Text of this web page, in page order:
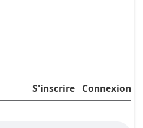
Connexion
S'inscrire